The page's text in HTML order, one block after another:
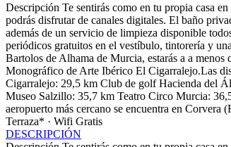
Descripción Te sentirás como en tu propia casa
podrás disfrutar de canales digitales. El baño
además de un servicio de limpieza disponible
periódicos gratuitos en el vestíbulo, tintorería y
Bartolos de Alhama de Murcia, estarás a a
Monográfico de Arte Ibérico El Cigarralejo.Las
Cigarralejo: 29,5 km Club de golf Hacienda del
Museo Salzillo: 35,7 km Teatro Circo Murcia:
aeropuerto más cercano se encuentra en
Terraza* · Wifi Gratis
DESCRIPCIÓN